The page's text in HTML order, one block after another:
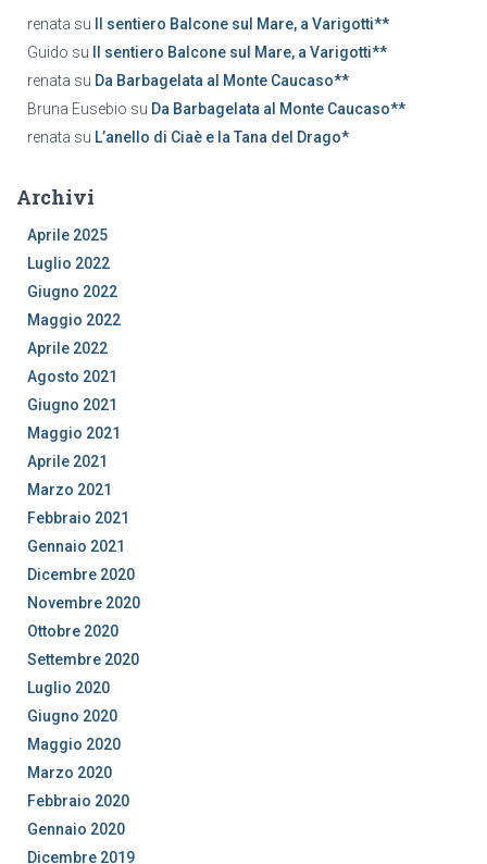
renata su
Il sentiero Balcone sul Mare, a Varigotti**
Guido su
Il sentiero Balcone sul Mare, a Varigotti**
renata su Da Barbagelata al Monte Caucaso**
Bruna Eusebio su Da Barbagelata al Monte Caucaso**
renata su L’anello di Ciaè e la Tana del Drago*
Archivi
Aprile 2025
Luglio 2022
Giugno 2022
Maggio 2022
Aprile 2022
Agosto 2021
Giugno 2021
Maggio 2021
Aprile 2021
Marzo 2021
Febbraio 2021
Gennaio 2021
Dicembre 2020
Novembre 2020
Ottobre 2020
Settembre 2020
Luglio 2020
Giugno 2020
Maggio 2020
Marzo 2020
Febbraio 2020
Gennaio 2020
Dicembre 2019